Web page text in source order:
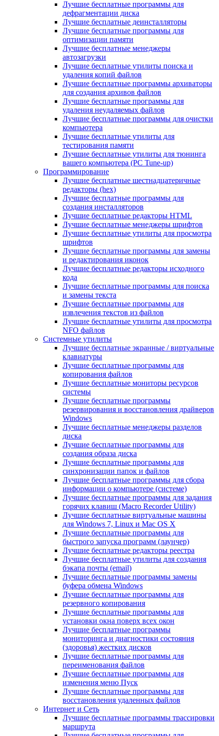
Лучшие бесплатные программы для
дефрагментации диска
Лучшие бесплатные деинсталляторы
Лучшие бесплатные программы для
оптимизации памяти
Лучшие бесплатные менеджеры
автозагрузки
Лучшие бесплатные утилиты поиска и
удаления копий файлов
Лучшие бесплатные программы архиваторы
для создания архивов файлов
Лучшие бесплатные программы для
удаления неудаляемых файлов
Лучшие бесплатные программы для очистки
компьютера
Лучшие бесплатные утилиты для
тестирования памяти
Лучшие бесплатные утилиты для тюнинга
вашего компьютера (PC Tune-up)
Программирование
Лучшие бесплатные шестнадцатеричные
редакторы (hex)
Лучшие бесплатные программы для
создания инсталляторов
Лучшие бесплатные редакторы HTML
Лучшие бесплатные менеджеры шрифтов
Лучшие бесплатные утилиты для просмотра
шрифтов
Лучшие бесплатные программы для замены
и редактирования иконок
Лучшие бесплатные редакторы исходного
кода
Лучшие бесплатные программы для поиска
и замены текста
Лучшие бесплатные программы для
извлечения текстов из файлов
Лучшие бесплатные утилиты для просмотра
NFO файлов
Системные утилиты
Лучшие бесплатные экранные / виртуальные
клавиатуры
Лучшие бесплатные программы для
копирования файлов
Лучшие бесплатные мониторы ресурсов
системы
Лучшие бесплатные программы
резервирования и восстановления драйверов
Windows
Лучшие бесплатные менеджеры разделов
диска
Лучшие бесплатные программы для
создания образа диска
Лучшие бесплатные программы для
синхронизации папок и файлов
Лучшие бесплатные программы для сбора
информации о компьютере (системе)
Лучшие бесплатные программы для задания
горячих клавиш (Macro Recorder Utility)
Лучшие бесплатные виртуальные машины
для Windows 7, Linux и Mac OS X
Лучшие бесплатные программы для
быстрого запуска программ (лаунчер)
Лучшие бесплатные редакторы реестра
Лучшие бесплатные утилиты для создания
бэкапа почты (email)
Лучшие бесплатные программы замены
буфера обмена Windows
Лучшие бесплатные программы для
резервного копирования
Лучшие бесплатные программы для
установки окна поверх всех окон
Лучшие бесплатные программы
мониторинга и диагностики состояния
(здоровья) жестких дисков
Лучшие бесплатные программы для
переименования файлов
Лучшие бесплатные программы для
изменения меню Пуск
Лучшие бесплатные программы для
восстановления удаленных файлов
Интернет и Сеть
Лучшие бесплатные программы трассировки
маршрута